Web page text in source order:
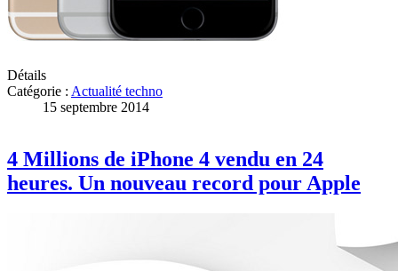
Détails
Catégorie : Actualité techno
15 septembre 2014
4 Millions de iPhone 4 vendu en 24
heures. Un nouveau record pour Apple